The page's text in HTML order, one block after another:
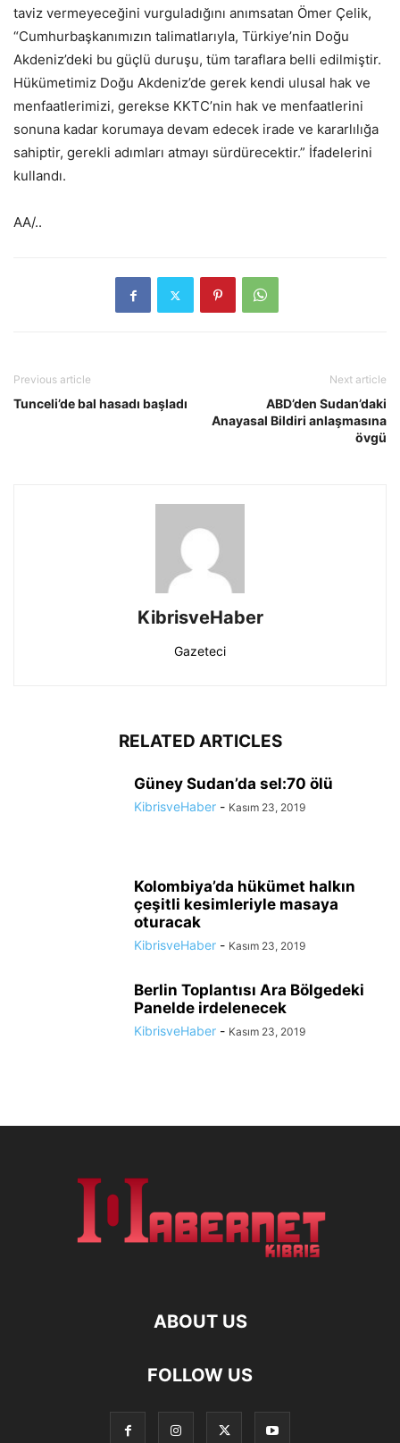
taviz vermeyeceğini vurguladığını anımsatan Ömer Çelik,
“Cumhurbaşkanımızın talimatlarıyla, Türkiye’nin Doğu
Akdeniz’deki bu güçlü duruşu, tüm taraflara belli edilmiştir.
Hükümetimiz Doğu Akdeniz’de gerek kendi ulusal hak ve
menfaatlerimizi, gerekse KKTC’nin hak ve menfaatlerini
sonuna kadar korumaya devam edecek irade ve kararlılığa
sahiptir, gerekli adımları atmayı sürdürecektir.” İfadelerini
kullandı.
AA/..
Previous article
Tunceli’de bal hasadı başladı
Next article
ABD’den Sudan’daki
Anayasal Bildiri anlaşmasına
övgü
KibrisveHaber
Gazeteci
RELATED ARTICLES
Güney Sudan’da sel:70 ölü
KibrisveHaber - Kasım 23, 2019
Kolombiya’da hükümet halkın
çeşitli kesimleriyle masaya
oturacak
KibrisveHaber - Kasım 23, 2019
Berlin Toplantısı Ara Bölgedeki
Panelde irdelenecek
KibrisveHaber - Kasım 23, 2019
ABOUT US
FOLLOW US